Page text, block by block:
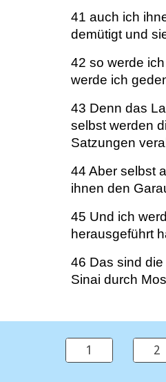
41 auch ich
demütigt und
42 so werde
werde ich
43 Denn das
selbst werden
Satzungen
44 Aber selbst
ihnen den
45 Und ich
herausgeführt
46 Das sind
Sinai durch
1 2